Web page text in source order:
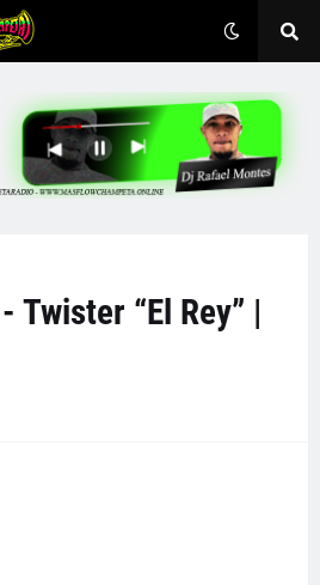
Twister “El Rey” |